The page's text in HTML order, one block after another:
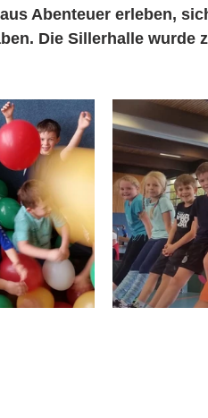
Abenteuer erleben,
Die Sillerhalle wurde